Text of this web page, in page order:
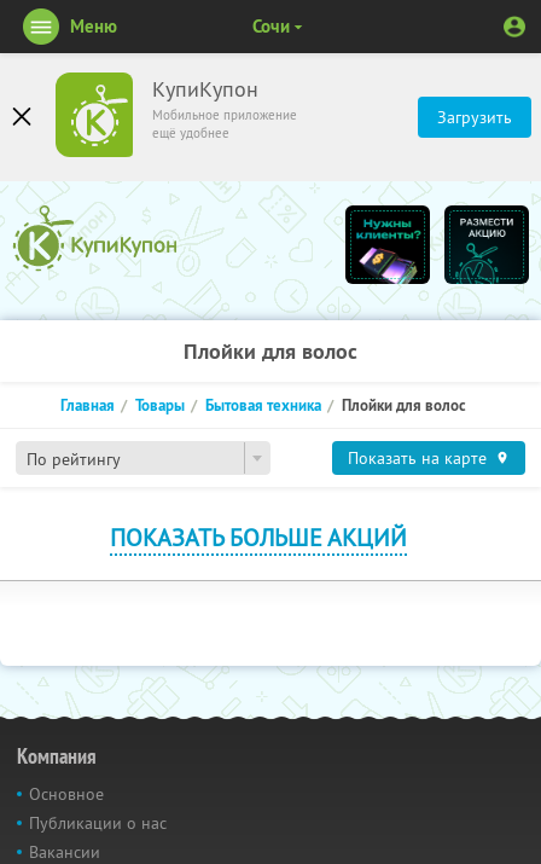
КупиКупон
Мобильное приложение
ещё удобнее
Загрузить
Меню Сочи
Плойки для волос
По рейтингу
Главная Товары Бытовая техника Плойки для волос
Показать на карте
ПОКАЗАТЬ БОЛЬШЕ АКЦИЙ
Компания
Основное
Публикации о нас
Вакансии